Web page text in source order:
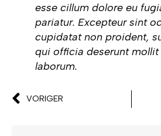
esse cillum dolore eu
pariatur. Excepteur sint
cupidatat non proident,
qui officia deserunt
laborum.
VORIGER